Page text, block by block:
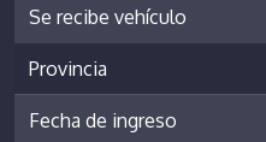
Se recibe vehículo
Provincia
Fecha de ingreso